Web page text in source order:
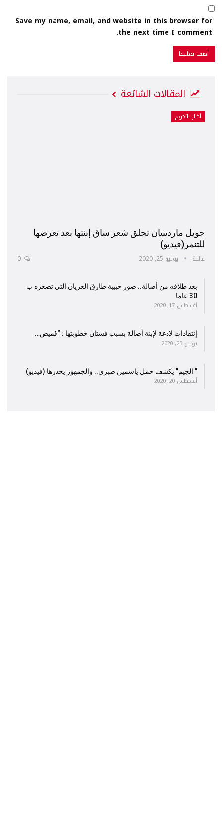
Save my name, email, and website in this browser for
the next time I comment.
المقالات الشائعة
أخبار النجوم
جويل ماردينيان تحلق شعر ساق إبنتها بعد تعرضها
للتنمر(فيديو)
عالية يونيو 25, 2020
بعد طلاقه من أصالة.. صور حبيبة طارق العريان التي تصغره ب
30 عاما
أغسطس 17, 2020
إنتقادات لاذعة لإبنة أصالة بسبب فستان خطوبتها : “قميص…
يوليو 23, 2020
” الجيم” يكشف حمل ياسمين صبري.. والجمهور يحذرها (فيديو)
أغسطس 20, 2020